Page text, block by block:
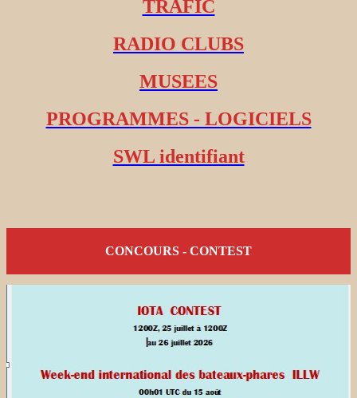
TRAFIC
RADIO CLUBS
MUSEES
PROGRAMMES - LOGICIELS
SWL identifiant
CONCOURS - CONTEST